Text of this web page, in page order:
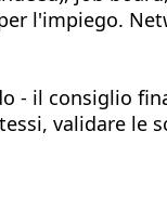
l'impiego.
- il consiglio
validare le